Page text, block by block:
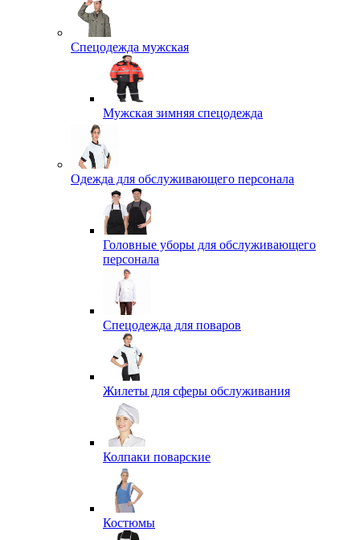
Спецодежда мужская
Мужская зимняя спецодежда
Одежда для обслуживающего персонала
Головные уборы для обслуживающего
персонала
Спецодежда для поваров
Жилеты для сферы обслуживания
Колпаки поварские
Костюмы